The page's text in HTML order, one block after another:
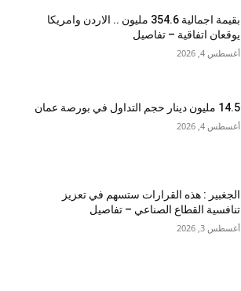
بقيمة اجمالية 354.6 مليون .. الاردن وامريكا
يوقعان اتفاقية – تفاصيل
أغسطس 4, 2026
14.5 مليون دينار حجم التداول في بورصة عمان
أغسطس 4, 2026
الجغبير : هذه القرارات ستسهم في تعزيز
تنافسية القطاع الصناعي – تفاصيل
أغسطس 3, 2026